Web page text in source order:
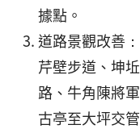
據點。
道路景觀改善
芹壁步道、坤
路、牛角陳將
古亭至大坪交